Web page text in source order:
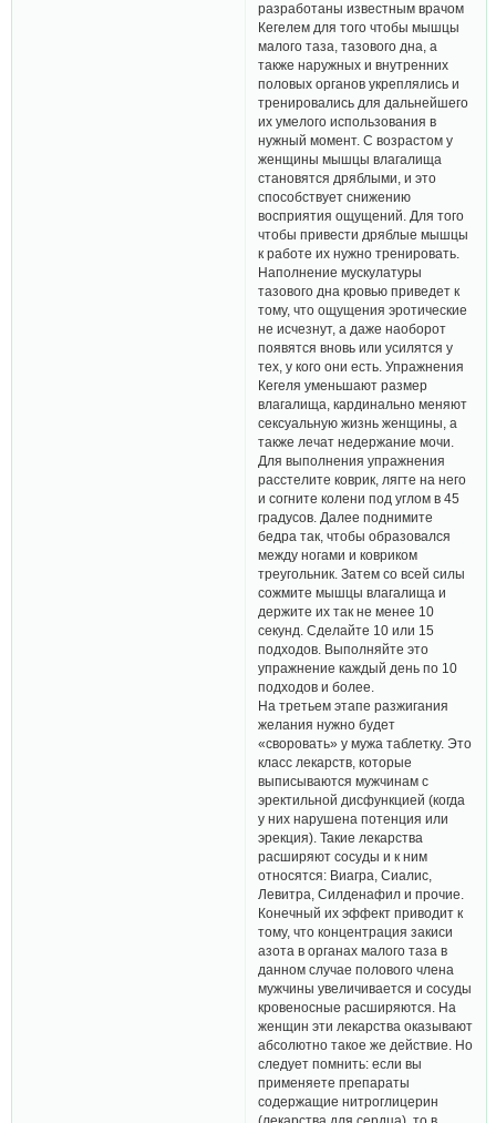
разработаны известным врачом
Кегелем для того чтобы мышцы
малого таза, тазового дна, а
также наружных и внутренних
половых органов укреплялись и
тренировались для дальнейшего
их умелого использования в
нужный момент. С возрастом у
женщины мышцы влагалища
становятся дряблыми, и это
способствует снижению
восприятия ощущений. Для того
чтобы привести дряблые мышцы
к работе их нужно тренировать.
Наполнение мускулатуры
тазового дна кровью приведет к
тому, что ощущения эротические
не исчезнут, а даже наоборот
появятся вновь или усилятся у
тех, у кого они есть. Упражнения
Кегеля уменьшают размер
влагалища, кардинально меняют
сексуальную жизнь женщины, а
также лечат недержание мочи.
Для выполнения упражнения
расстелите коврик, лягте на него
и согните колени под углом в 45
градусов. Далее поднимите
бедра так, чтобы образовался
между ногами и ковриком
треугольник. Затем со всей силы
сожмите мышцы влагалища и
держите их так не менее 10
секунд. Сделайте 10 или 15
подходов. Выполняйте это
упражнение каждый день по 10
подходов и более.
На третьем этапе разжигания
желания нужно будет
«своровать» у мужа таблетку. Это
класс лекарств, которые
выписываются мужчинам с
эректильной дисфункцией (когда
у них нарушена потенция или
эрекция). Такие лекарства
расширяют сосуды и к ним
относятся: Виагра, Сиалис,
Левитра, Силденафил и прочие.
Конечный их эффект приводит к
тому, что концентрация закиси
азота в органах малого таза в
данном случае полового члена
мужчины увеличивается и сосуды
кровеносные расширяются. На
женщин эти лекарства оказывают
абсолютно такое же действие. Но
следует помнить: если вы
применяете препараты
содержащие нитроглицерин